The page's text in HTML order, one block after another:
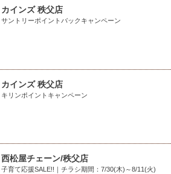
カインズ 秩父店
サントリーポイントバックキャンペーン
カインズ 秩父店
キリンポイントキャンペーン
西松屋チェーン/秩父店
子育て応援SALE!!｜チラシ期間：7/30(木)～8/11(火)